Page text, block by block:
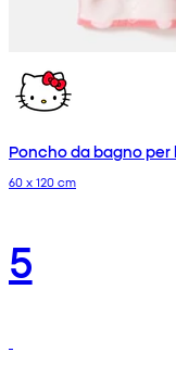
Poncho da bagno per
60 x 120 cm
5